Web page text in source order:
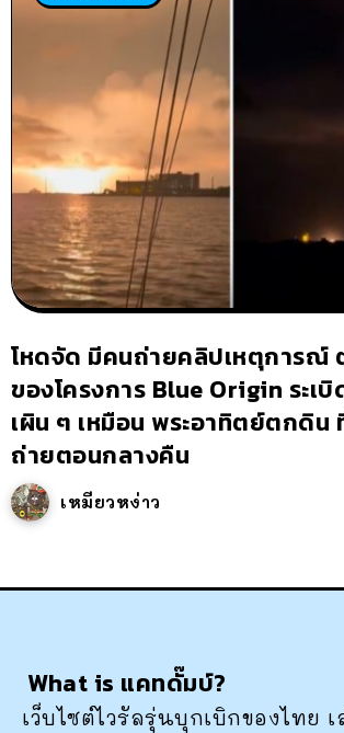
โหดจัด มีคนถ่ายคลิปเหตุการณ์
ของโครงการ Blue Origin ระเ
เผิน ๆ เหมือน พระอาทิตย์ตกดิน
ถ่ายตอนกลางคืน
เหมียวหง่าว
What is แคทดั๊มบ์?
เว็บไซต์ไวรัลรุ่นบุกเบิกของไทย เ